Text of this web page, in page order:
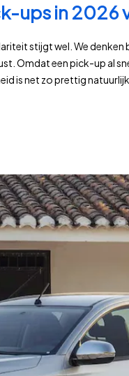
ups in 2026
stijgt wel. We denken
Omdat een pick-up al
is net zo prettig